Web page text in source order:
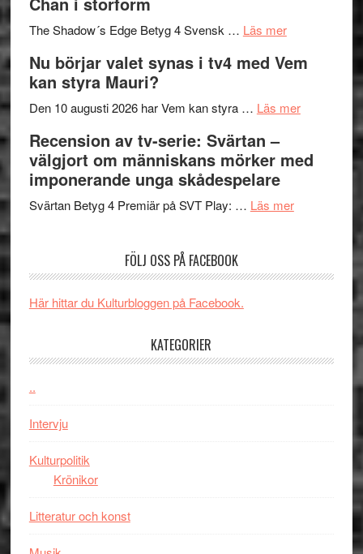
Artipelag
samtal
teater
The Shadow´s Edge Betyg 4 Svensk … Läs merom
The
´s
rolig
spännande
Chan
Nu börjar valet synas i tv4 med Vem
kan styra Mauri?
Den 10 augusti 2026 har Vem kan styra … Läs merom
valet
kan
Recension av tv-serie: Svärtan –
välgjort om människans mörker med
imponerande unga skådespelare
Svärtan Betyg 4 Premiär på SVT Play: … Läs merom
serie:
om
imponerande
FÖLJ OSS PÅ FACEBOOK
Här hittar du Kulturbloggen på Facebook.
KATEGORIER
..
Intervju
Kulturpolitik
Krönikor
Litteratur och konst